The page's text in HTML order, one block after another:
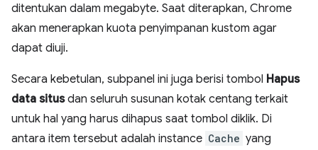
ditentukan dalam megabyte. Saat diterapkan, Chrome
akan menerapkan kuota penyimpanan kustom agar
dapat diuji.
Secara kebetulan, subpanel ini juga berisi tombol Hapus
data situsdan seluruh susunan kotak centang terkait
untuk hal yang harus dihapus saat tombol diklik. Di
antara item tersebut adalah instance Cache yang